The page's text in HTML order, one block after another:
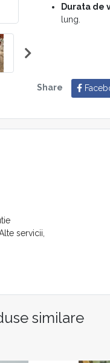
Durata de
lung.
Putere
Share
servicii,
similare